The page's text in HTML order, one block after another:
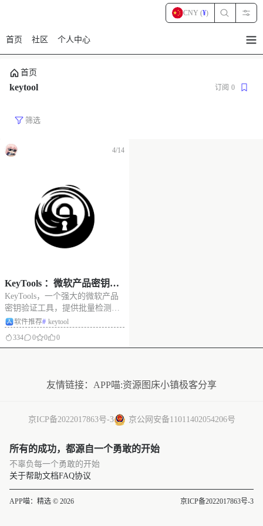
首页 社区 个人中心
CNY (¥)
首页
keytool 订阅 0
筛选
4/14
KeyTools ：微软产品密钥验
证与管理工具，支持批量检
测，多级验证
KeyTools，一个强大的微软产品
密钥验证工具，提供批量检测、
多级验证策略（节省激活次
以及全面的密钥管理功能。 支持
常运行，您需要手动复制配
软件推荐# keytool
334
0 0 0
友情链接： APP喵:资源 图床小镇极客分享
京ICP备2022017863号-3 京公网安备11011402054206号
所有的成功，都源自一个勇敢的开始
不辜负每一个勇敢的开始
关于帮助文档FAQ协议
APP喵：精选 © 2026 京ICP备2022017863号-3